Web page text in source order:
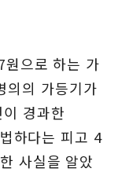
으로 하는 가
의의 가등기가
경과한
하다는 피고 4
사실을 알았